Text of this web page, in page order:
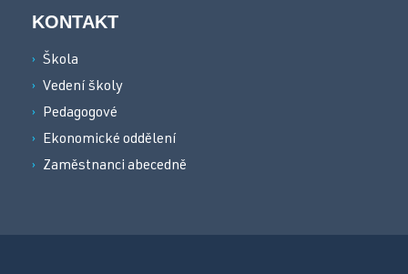
KONTAKT
Škola
Vedení školy
Pedagogové
Ekonomické oddělení
Zaměstnanci abecedně